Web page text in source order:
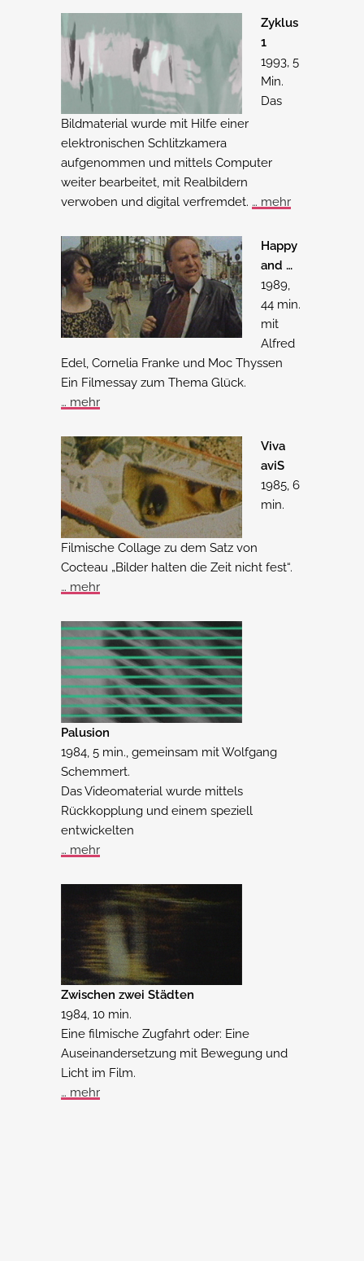
Zyklus
1
1993, 5
Min.
Das
Bildmaterial wurde mit Hilfe einer
elektronischen Schlitzkamera
aufgenommen und mittels Computer
weiter bearbeitet, mit Realbildern
verwoben und digital verfremdet. … mehr
Happy
and …
1989,
44 min.
mit
Alfred
Edel, Cornelia Franke und Moc Thyssen
Ein Filmessay zum Thema Glück.
… mehr
Viva
aviS
1985, 6
min.
Filmische Collage zu dem Satz von
Cocteau „Bilder halten die Zeit nicht fest“.
… mehr
Palusion
1984, 5 min., gemeinsam mit Wolfgang
Schemmert.
Das Videomaterial wurde mittels
Rückkopplung und einem speziell
entwickelten
… mehr
Zwischen zwei Städten
1984, 10 min.
Eine filmische Zugfahrt oder: Eine
Auseinandersetzung mit Bewegung und
Licht im Film.
… mehr